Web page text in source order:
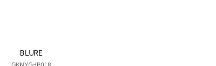
BLURE